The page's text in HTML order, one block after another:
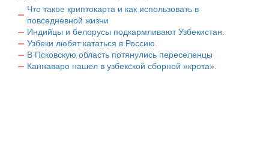
Что такое криптокарта и как использовать в
повседневной жизни
Индийцы и белорусы подкармливают Узбекистан.
Узбеки любят кататься в Россию.
В Псковскую область потянулись переселенцы
Каннаваро нашел в узбекской сборной «крота».